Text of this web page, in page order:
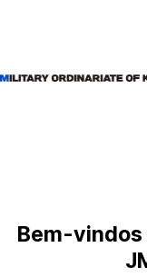
Bem-vindos